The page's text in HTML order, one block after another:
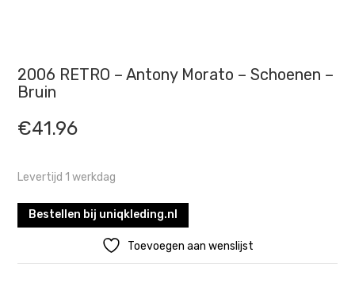
2006 RETRO – Antony Morato – Schoenen –
Bruin
€41.96
Levertijd 1 werkdag
Bestellen bij uniqkleding.nl
Toevoegen aan wenslijst